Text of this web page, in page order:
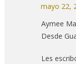
mayo 22,
Aymee
Desde
Les